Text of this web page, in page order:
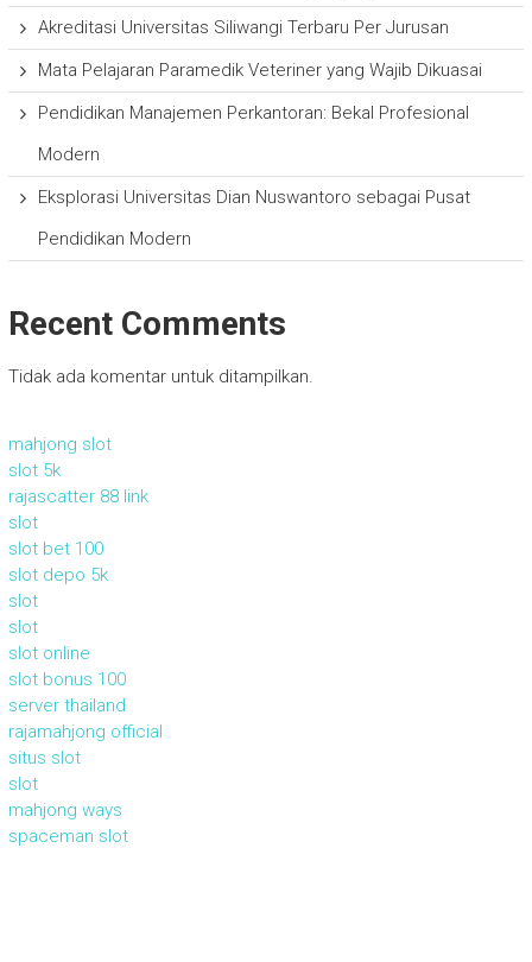
Akreditasi Universitas Siliwangi Terbaru Per Jurusan
Mata Pelajaran Paramedik Veteriner yang Wajib Dikuasai
Pendidikan Manajemen Perkantoran: Bekal Profesional
Modern
Eksplorasi Universitas Dian Nuswantoro sebagai Pusat
Pendidikan Modern
Recent Comments
Tidak ada komentar untuk ditampilkan.
mahjong slot
slot 5k
rajascatter 88 link
slot
slot bet 100
slot depo 5k
slot
slot
slot online
slot bonus 100
server thailand
rajamahjong official
situs slot
slot
mahjong ways
spaceman slot